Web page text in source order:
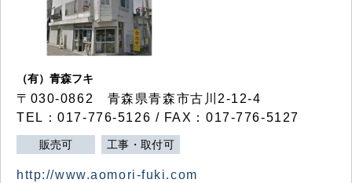
（有）青森フキ
〒030-0862 青森県青森市古川2-12-4
TEL：017-776-5126 / FAX：017-776-5127
販売可 工事・取付可
http://www.aomori-fuki.com